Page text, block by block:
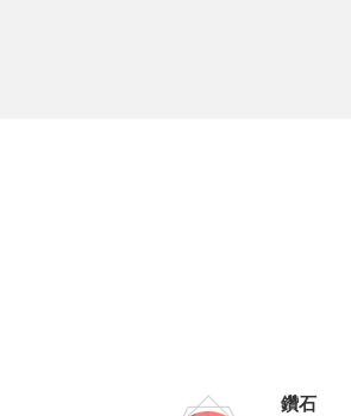
鑽石